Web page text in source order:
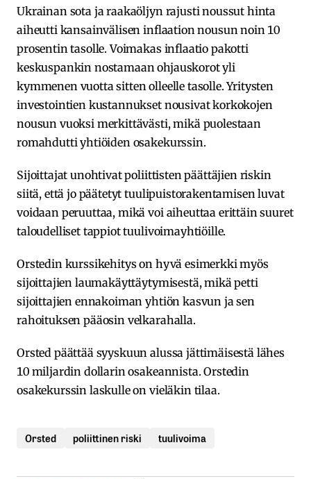
Ukrainan sota ja raakaöljyn rajusti noussut hinta
aiheutti kansainvälisen inflaation nousun noin 10
prosentin tasolle. Voimakas inflaatio pakotti
keskuspankin nostamaan ohjauskorot yli
kymmenen vuotta sitten olleelle tasolle. Yritysten
investointien kustannukset nousivat korkokojen
nousun vuoksi merkittävästi, mikä puolestaan
romahdutti yhtiöiden osakekurssin.
Sijoittajat unohtivat poliittisten päättäjien riskin
siitä, että jo päätetyt tuulipuistorakentamisen luvat
voidaan peruuttaa, mikä voi aiheuttaa erittäin suuret
taloudelliset tappiot tuulivoimayhtiöille.
Orstedin kurssikehitys on hyvä esimerkki myös
sijoittajien laumakäyttäytymisestä, mikä petti
sijoittajien ennakoiman yhtiön kasvun ja sen
rahoituksen pääosin velkarahalla.
Orsted päättää syyskuun alussa jättimäisestä lähes
10 miljardin dollarin osakeannista. Orstedin
osakekurssin laskulle on vieläkin tilaa.
Orsted poliittinen riski tuulivoima